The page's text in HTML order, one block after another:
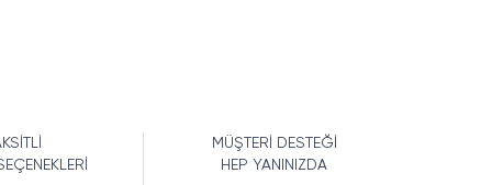
MÜŞTERİ DESTEĞİ
HEP YANINIZDA